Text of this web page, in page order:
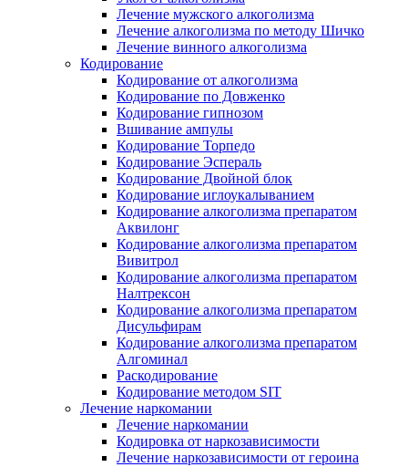
Лечение мужского алкоголизма
Лечение алкоголизма по методу Шичко
Лечение винного алкоголизма
Кодирование
Кодирование от алкоголизма
Кодирование по Довженко
Кодирование гипнозом
Вшивание ампулы
Кодирование Торпедо
Кодирование Эспераль
Кодирование Двойной блок
Кодирование иглоукалыванием
Кодирование алкоголизма препаратом
Аквилонг
Кодирование алкоголизма препаратом
Вивитрол
Кодирование алкоголизма препаратом
Налтрексон
Кодирование алкоголизма препаратом
Дисульфирам
Кодирование алкоголизма препаратом
Алгоминал
Раскодирование
Кодирование методом SIT
Лечение наркомании
Лечение наркомании
Кодировка от наркозависимости
Лечение наркозависимости от героина